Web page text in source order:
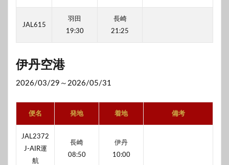
JAL615
羽田
19:30
長崎
21:25
伊丹空港
2026/03/29～2026/05/31
便名 発地 着地 備考
JAL2372
J-AIR運
航
長崎
08:50
伊丹
10:00